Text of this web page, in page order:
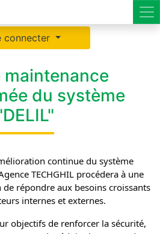
connecter
maintenance
du système
continue du système
TECHGHIL procédera à une
répondre aux besoins croissants
internes et externes.
objectifs de renforcer la sécurité,